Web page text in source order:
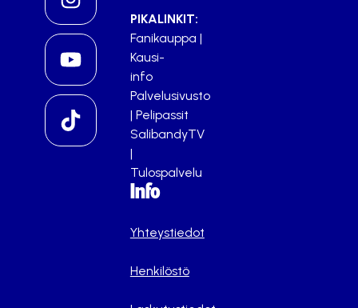
PIKALINKIT:
Fanikauppa |
Kausi-
info
Palvelusivusto
| Pelipassit
SalibandyTV
|
Tulospalvelu
Info
Yhteystiedot
Henkilöstö